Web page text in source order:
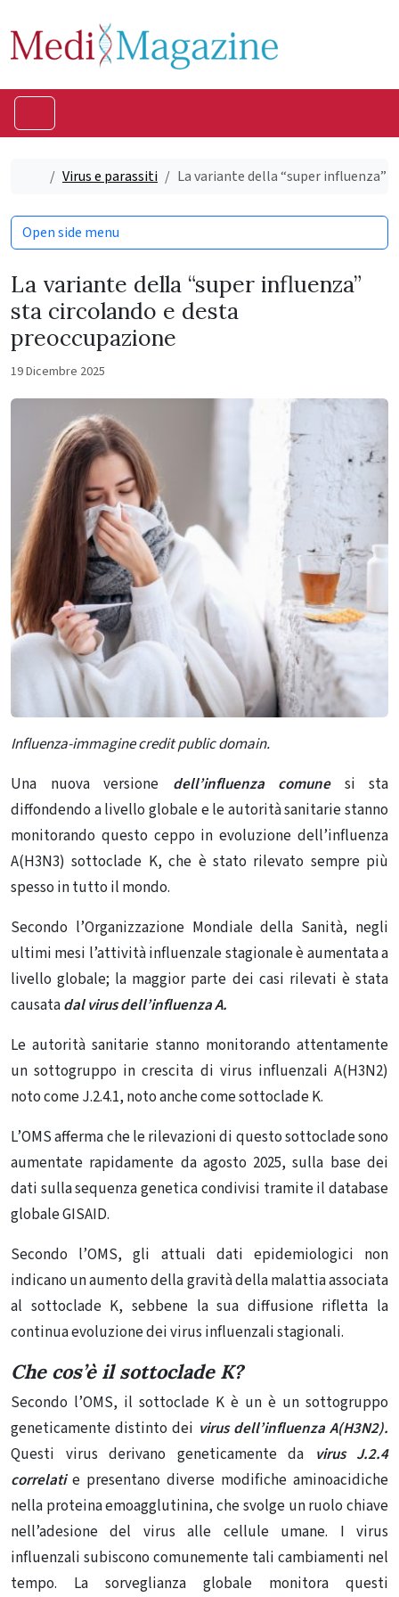
Home
Virus e parassiti La variante della “super influenza”
La variante della “super influenza”
sta circolando e desta
preoccupazione
19 Dicembre 2025
Influenza-immagine credit public domain.
Una nuova versione dell’influenza comune
si sta
diffondendo a livello globale e le autorità sanitarie stanno
monitorando questo ceppo in evoluzione dell’influenza
A(H3N3) sottoclade K, che è stato rilevato sempre più
spesso in tutto il mondo.
Secondo l’Organizzazione Mondiale della Sanità, negli
ultimi mesi l’attività influenzale stagionale è aumentata a
livello globale; la maggior parte dei casi rilevati è stata
causatadal virus dell’influenza A.
Le autorità sanitarie stanno monitorando attentamente
un sottogruppo in crescita di virus influenzali A(H3N2)
noto come J.2.4.1, noto anche come sottoclade K.
L’OMS afferma che le rilevazioni di questo sottoclade sono
aumentate rapidamente da agosto 2025, sulla base dei
dati sulla sequenza genetica condivisi tramite il database
globale GISAID.
Secondo l’OMS, gli attuali dati epidemiologici non
indicano un aumento della gravità della malattia associata
al sottoclade K, sebbene la sua diffusione rifletta la
continua evoluzione dei virus influenzali stagionali.
Che cos’è il sottoclade K?
Secondo l’OMS, il sottoclade K è un è un sottogruppo
geneticamente distinto dei virus dell’influenza A(H3N2).
Questi virus derivano geneticamente da
virus J.2.4
correlatie presentano diverse modifiche aminoacidiche
nella proteina emoagglutinina, che svolge un ruolo chiave
nell’adesione del virus alle cellule umane. I virus
influenzali subiscono comunemente tali cambiamenti nel
tempo. La sorveglianza globale monitora questi
Open side menu